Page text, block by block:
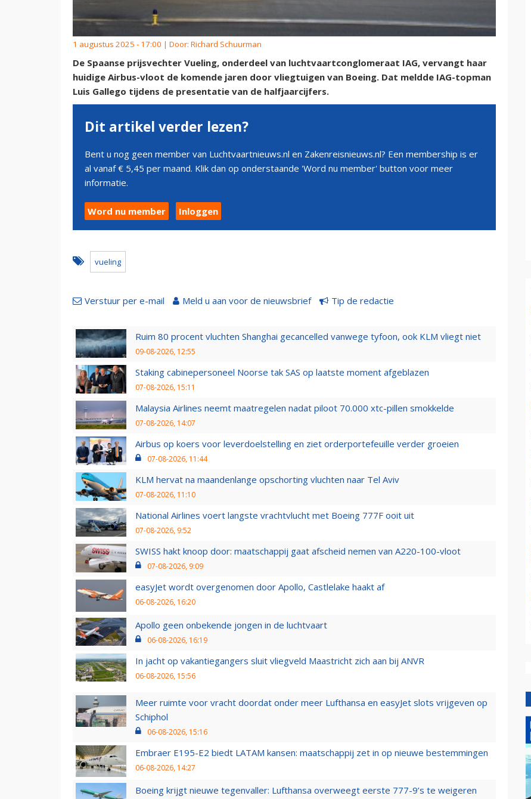
1 augustus 2025 - 17:00 | Door: Richard Schuurman
De Spaanse prijsvechter Vueling, onderdeel van luchtvaartconglomeraat IAG, vervangt haar
huidige Airbus-vloot de komende jaren door vliegtuigen van Boeing. Dat meldde IAG-topman
Luis Gallego tijdens de presentatie van de halfjaarcijfers.
Dit artikel verder lezen?
Bent u nog geen member van Luchtvaartnieuws.nl en Zakenreisnieuws.nl? Een membership is er
al vanaf € 5,45 per maand. Klik dan op onderstaande 'Word nu member' button voor meer
informatie.
Word nu member Inloggen
vueling
Verstuur per e-mail Meld u aan voor de nieuwsbrief Tip de redactie
Ruim 80 procent vluchten Shanghai gecancelled vanwege tyfoon, ook KLM vliegt niet
09-08-2026, 12:55
Staking cabinepersoneel Noorse tak SAS op laatste moment afgeblazen
07-08-2026, 15:11
Malaysia Airlines neemt maatregelen nadat piloot 70.000 xtc-pillen smokkelde
07-08-2026, 14:07
Airbus op koers voor leverdoelstelling en ziet orderportefeuille verder groeien
07-08-2026, 11:44
KLM hervat na maandenlange opschorting vluchten naar Tel Aviv
07-08-2026, 11:10
National Airlines voert langste vrachtvlucht met Boeing 777F ooit uit
07-08-2026, 9:52
SWISS hakt knoop door: maatschappij gaat afscheid nemen van A220-100-vloot
07-08-2026, 9:09
easyJet wordt overgenomen door Apollo, Castlelake haakt af
06-08-2026, 16:20
Apollo geen onbekende jongen in de luchtvaart
06-08-2026, 16:19
In jacht op vakantiegangers sluit vliegveld Maastricht zich aan bij ANVR
06-08-2026, 15:56
Meer ruimte voor vracht doordat onder meer Lufthansa en easyJet slots vrijgeven op
Schiphol
06-08-2026, 15:16
Embraer E195-E2 biedt LATAM kansen: maatschappij zet in op nieuwe bestemmingen
06-08-2026, 14:27
Boeing krijgt nieuwe tegenvaller: Lufthansa overweegt eerste 777-9’s te weigeren